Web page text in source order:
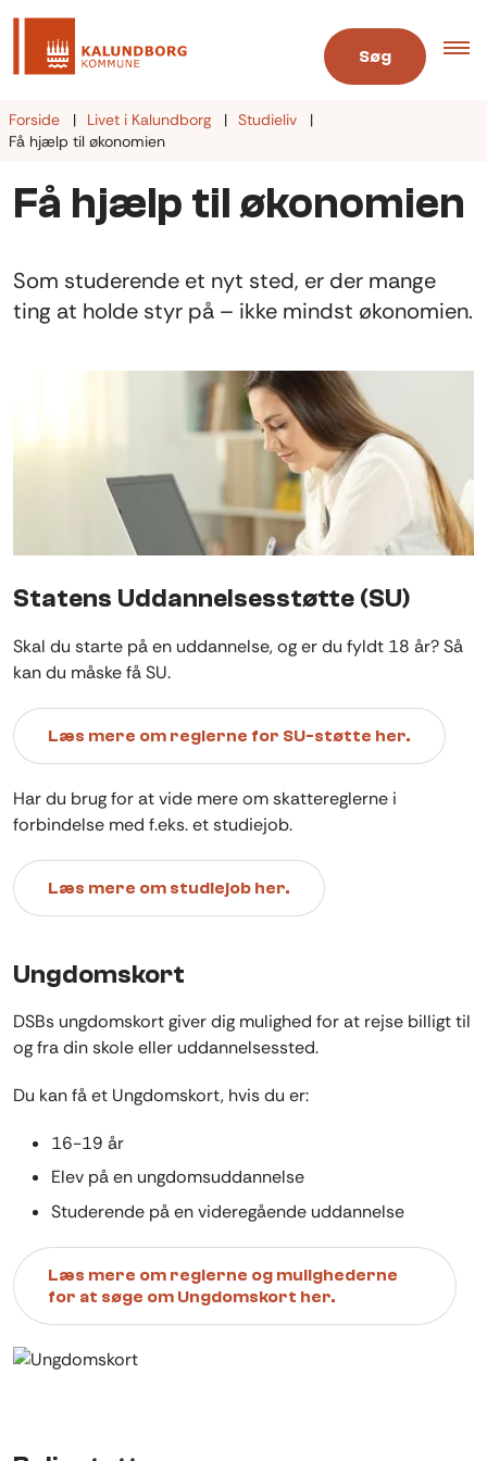
Søg
Forside Livet i Kalundborg
Studieliv
Få hjælp til økonomien
Få hjælp til økonomien
Som studerende et nyt sted, er der mange
ting at holde styr på – ikke mindst økonomien.
Statens Uddannelsesstøtte (SU)
Skal du starte på en uddannelse, og er du fyldt 18 år? Så
kan du måske få SU.
Læs mere om reglerne for SU-støtte her.
Har du brug for at vide mere om skattereglerne i
forbindelse med f.eks. et studiejob.
Læs mere om studiejob her.
Ungdomskort
DSBs ungdomskort giver dig mulighed for at rejse billigt til
og fra din skole eller uddannelsessted.
Du kan få et Ungdomskort, hvis du er:
16-19 år
Elev på en ungdomsuddannelse
Studerende på en videregående uddannelse
Læs mere om reglerne og mulighederne
for at søge om Ungdomskort her.